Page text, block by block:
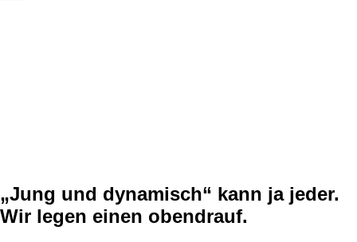
„Jung und dynamisch“ kann ja jeder.
Wir legen einen obendrauf.